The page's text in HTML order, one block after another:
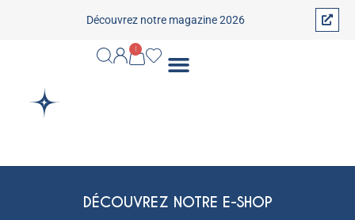
Découvrez notre magazine 2026
1
DÉCOUVREZ NOTRE E-SHOP